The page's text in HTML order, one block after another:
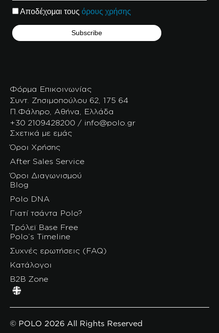
Αποδέχομαι τους όρους χρήσης
Φόρμα Επικοινωνίας
Συντ. Ζησιμοπούλου 62, 175 64
Π.Φάληρο, Αθήνα, Ελλάδα
+30 2109428200 / info@polo.gr
Σχετικά με εμάς
Όροι Χρήσης
After Sales Service
Όροι Διαγωνισμού
Blog
Polo DNA
Γιατί τσάντα Polo?
Τρόλεϊ Base Free
Polo’s Timeline
Συχνές ερωτήσεις (FAQ)
Κατάλογοι
B2B Zone
© POLO 2026 All Rights Reserved